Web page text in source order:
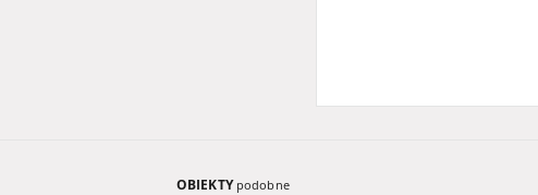
OBIEKTY podobne